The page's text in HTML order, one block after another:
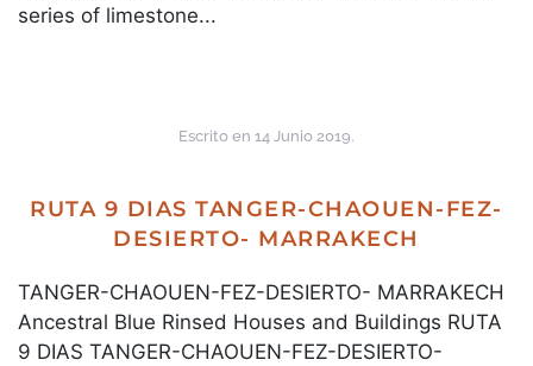
series of limestone...
Escrito en 14 Junio 2019.
RUTA 9 DIAS TANGER-CHAOUEN-FEZ-
DESIERTO- MARRAKECH
TANGER-CHAOUEN-FEZ-DESIERTO- MARRAKECH
Ancestral Blue Rinsed Houses and Buildings RUTA
9 DIAS TANGER-CHAOUEN-FEZ-DESIERTO-